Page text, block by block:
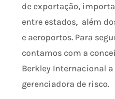
de exportação,
entre estados, além
e aeroportos. Para
contamos com a
Berkley Internacional
gerenciadora de risco.